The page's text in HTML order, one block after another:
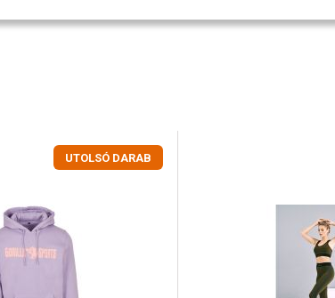
UTOLSÓ DARAB